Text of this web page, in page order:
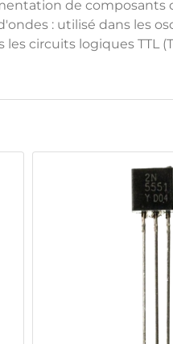
de
: utilisé dans les
les circuits logiques TTL